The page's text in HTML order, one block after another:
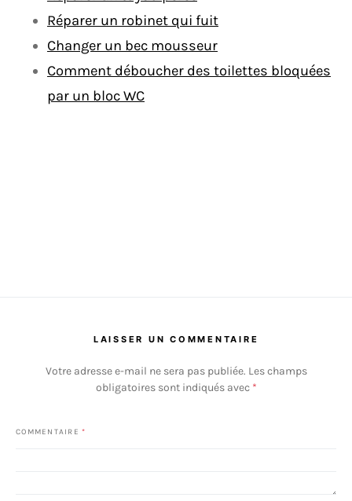
Réparer un robinet qui fuit
Changer un bec mousseur
Comment déboucher des toilettes bloquées
par un bloc WC
LAISSER UN COMMENTAIRE
Votre adresse e-mail ne sera pas publiée. Les champs
obligatoires sont indiqués avec *
COMMENTAIRE *